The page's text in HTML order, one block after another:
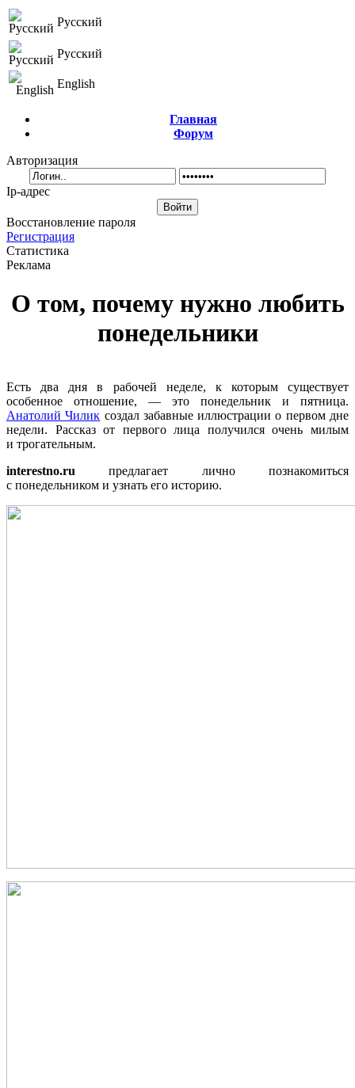
Русский
Русский
English
Главная
Форум
Авторизация
Ip-адрес
Восстановление пароля
Регистрация
Статистика
Реклама
О том, почему нужно любить
понедельники
Есть два дня в рабочей неделе, к которым существует
особенное отношение, — это понедельник и пятница.
Анатолий Чилик создал забавные иллюстрации о первом дне
недели. Рассказ от первого лица получился очень милым
и трогательным.
interestno.ru предлагает лично познакомиться
с понедельником и узнать его историю.